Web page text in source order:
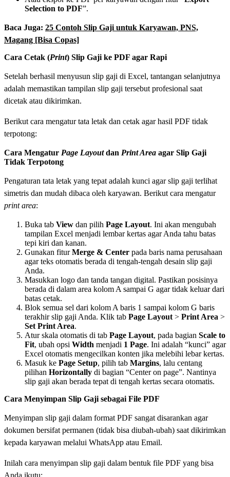
Selection to PDF”.
Baca Juga: 25 Contoh Slip Gaji untuk Karyawan, PNS,
Magang [Bisa Copas]
Cara Cetak (Print) Slip Gaji ke PDF agar Rapi
Setelah berhasil menyusun slip gaji di Excel, tantangan selanjutnya
adalah memastikan tampilan slip gaji tersebut profesional saat
dicetak atau dikirimkan.
Berikut cara mengatur tata letak dan cetak agar hasil PDF tidak
terpotong:
Cara Mengatur Page Layoutdan Print Area agar Slip Gaji
Tidak Terpotong
Pengaturan tata letak yang tepat adalah kunci agar slip gaji terlihat
simetris dan mudah dibaca oleh karyawan. Berikut cara mengatur
print area:
Buka tab View dan pilih Page Layout. Ini akan mengubah
tampilan Excel menjadi lembar kertas agar Anda tahu batas
tepi kiri dan kanan.
Gunakan fiturMerge & Center pada baris nama perusahaan
agar teks otomatis berada di tengah-tengah desain slip gaji
Anda.
Masukkan logo dan tanda tangan digital. Pastikan posisinya
berada di dalam area kolom A sampai G agar tidak keluar dari
batas cetak.
Blok semua sel dari kolom A baris 1 sampai kolom G baris
terakhir slip gaji Anda. Klik tab Page Layout > Print Area >
Set Print Area.
Atur skala otomatis di tab Page Layout, pada bagian Scale to
Fit, ubah opsi Width menjadi 1 Page. Ini adalah “kunci” agar
Excel otomatis mengecilkan konten jika melebihi lebar kertas.
Masuk ke Page Setup, pilih tab Margins, lalu centang
pilihan Horizontally di bagian “Center on page”. Nantinya
slip gaji akan berada tepat di tengah kertas secara otomatis.
Cara Menyimpan Slip Gaji sebagai File PDF
Menyimpan slip gaji dalam format PDF sangat disarankan agar
dokumen bersifat permanen (tidak bisa diubah-ubah) saat dikirimkan
kepada karyawan melalui WhatsApp atau Email.
Inilah cara menyimpan slip gaji dalam bentuk file PDF yang bisa